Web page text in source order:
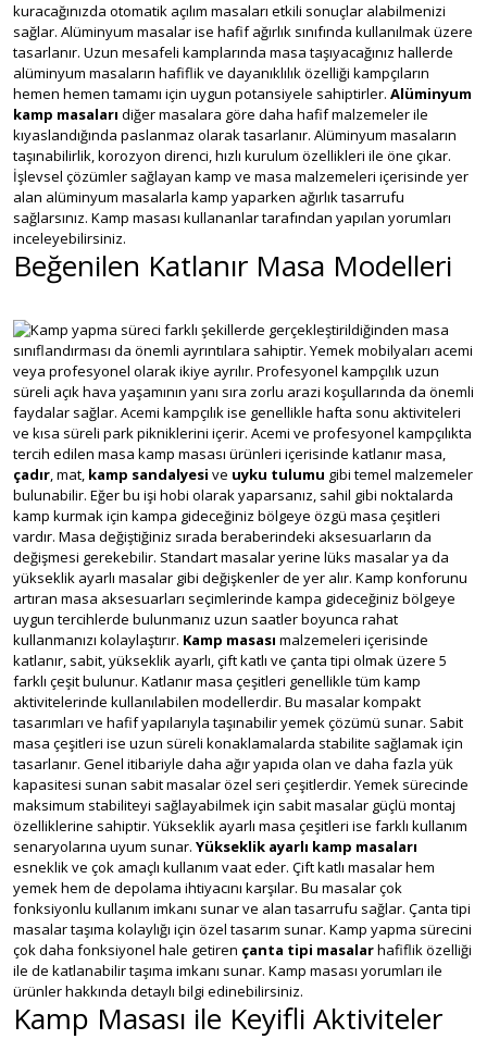
kuracağınızda otomatik açılım masaları etkili sonuçlar alabilmenizi
sağlar. Alüminyum masalar ise hafif ağırlık sınıfında kullanılmak üzere
tasarlanır. Uzun mesafeli kamplarında masa taşıyacağınız hallerde
alüminyum masaların hafiflik ve dayanıklılık özelliği kampçıların
hemen hemen tamamı için uygun potansiyele sahiptirler. Alüminyum
kamp masaları diğer masalara göre daha hafif malzemeler ile
kıyaslandığında paslanmaz olarak tasarlanır. Alüminyum masaların
taşınabilirlik, korozyon direnci, hızlı kurulum özellikleri ile öne çıkar.
İşlevsel çözümler sağlayan kamp ve masa malzemeleri içerisinde yer
alan alüminyum masalarla kamp yaparken ağırlık tasarrufu
sağlarsınız. Kamp masası kullananlar tarafından yapılan yorumları
inceleyebilirsiniz.
Beğenilen Katlanır Masa Modelleri
Kamp yapma süreci farklı şekillerde gerçekleştirildiğinden masa
sınıflandırması da önemli ayrıntılara sahiptir. Yemek mobilyaları acemi
veya profesyonel olarak ikiye ayrılır. Profesyonel kampçılık uzun
süreli açık hava yaşamının yanı sıra zorlu arazi koşullarında da önemli
faydalar sağlar. Acemi kampçılık ise genellikle hafta sonu aktiviteleri
ve kısa süreli park pikniklerini içerir. Acemi ve profesyonel kampçılıkta
tercih edilen masa kamp masası ürünleri içerisinde katlanır masa,
çadır, mat, kamp sandalyesi ve uyku tulumu gibi temel malzemeler
bulunabilir. Eğer bu işi hobi olarak yaparsanız, sahil gibi noktalarda
kamp kurmak için kampa gideceğiniz bölgeye özgü masa çeşitleri
vardır. Masa değiştiğiniz sırada beraberindeki aksesuarların da
değişmesi gerekebilir. Standart masalar yerine lüks masalar ya da
yükseklik ayarlı masalar gibi değişkenler de yer alır. Kamp konforunu
artıran masa aksesuarları seçimlerinde kampa gideceğiniz bölgeye
uygun tercihlerde bulunmanız uzun saatler boyunca rahat
kullanmanızı kolaylaştırır. Kamp masası malzemeleri içerisinde
katlanır, sabit, yükseklik ayarlı, çift katlı ve çanta tipi olmak üzere 5
farklı çeşit bulunur. Katlanır masa çeşitleri genellikle tüm kamp
aktivitelerinde kullanılabilen modellerdir. Bu masalar kompakt
tasarımları ve hafif yapılarıyla taşınabilir yemek çözümü sunar. Sabit
masa çeşitleri ise uzun süreli konaklamalarda stabilite sağlamak için
tasarlanır. Genel itibariyle daha ağır yapıda olan ve daha fazla yük
kapasitesi sunan sabit masalar özel seri çeşitlerdir. Yemek sürecinde
maksimum stabiliteyi sağlayabilmek için sabit masalar güçlü montaj
özelliklerine sahiptir. Yükseklik ayarlı masa çeşitleri ise farklı kullanım
senaryolarına uyum sunar. Yükseklik ayarlı kamp masaları
esneklik ve çok amaçlı kullanım vaat eder. Çift katlı masalar hem
yemek hem de depolama ihtiyacını karşılar. Bu masalar çok
fonksiyonlu kullanım imkanı sunar ve alan tasarrufu sağlar. Çanta tipi
masalar taşıma kolaylığı için özel tasarım sunar. Kamp yapma sürecini
çok daha fonksiyonel hale getiren çanta tipi masalarhafiflik özelliği
ile de katlanabilir taşıma imkanı sunar. Kamp masası yorumları ile
ürünler hakkında detaylı bilgi edinebilirsiniz.
Kamp Masası ile Keyifli Aktiviteler